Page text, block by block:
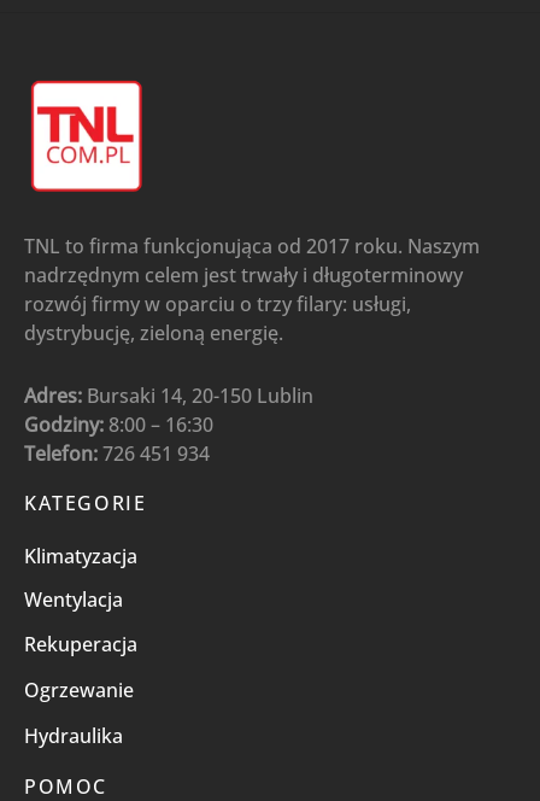
TNL to firma funkcjonująca od 2017 roku. Naszym
nadrzędnym celem jest trwały i długoterminowy
rozwój firmy w oparciu o trzy filary: usługi,
dystrybucję, zieloną energię.
Adres: Bursaki 14, 20-150 Lublin
Godziny: 8:00 – 16:30
Telefon:726 451 934
KATEGORIE
Klimatyzacja
Wentylacja
Rekuperacja
Ogrzewanie
Hydraulika
POMOC